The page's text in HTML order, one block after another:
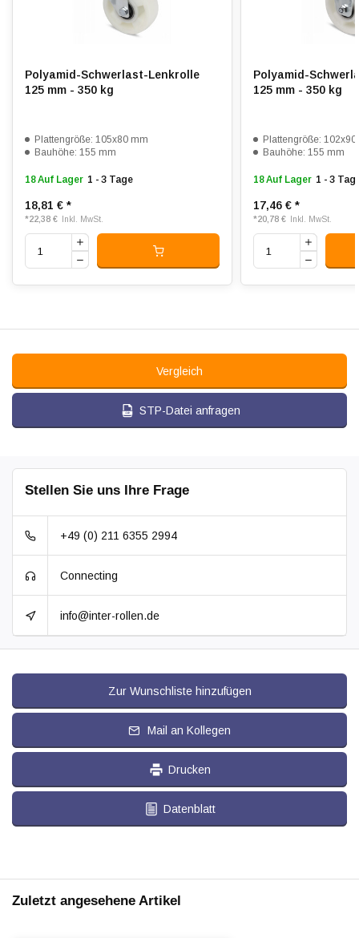
Dämpfung:
Passend für: Glatte, ebene Industrieböden
Polyamid-Schwerlast-Lenkrolle
125 mm - 350 kg
Plattengröße: 105x80 mm
Bauhöhe: 155 mm
18 Auf Lager 1 - 3 Tage
18,81 € *
*22,38 € Inkl. MwSt.
Polyamid-
125 mm - 350 kg
Plattengröße:
Bauhöhe: 155 mm
18 Auf Lager 1 - 3
17,46 €*
*20,78 € Inkl. MwSt.
Vergleich
STP-Datei anfragen
Stellen Sie uns Ihre Frage
+49 (0) 211 6355 2994
Connecting
info@inter-rollen.de
Zur Wunschliste hinzufügen
Mail an Kollegen
Drucken
Datenblatt
Zuletzt angesehene Artikel